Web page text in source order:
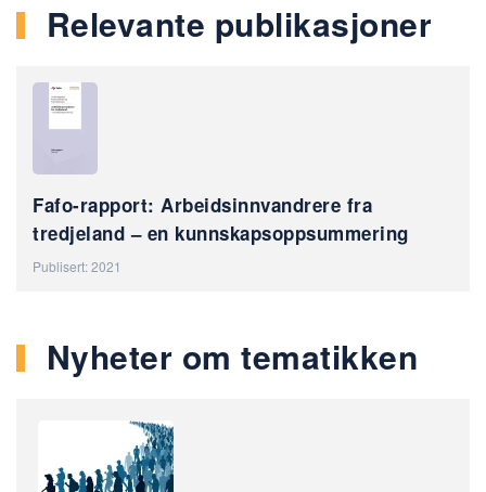
Relevante publikasjoner
Fafo-rapport: Arbeidsinnvandrere fra
tredjeland – en kunnskapsoppsummering
Publisert: 2021
Nyheter om tematikken